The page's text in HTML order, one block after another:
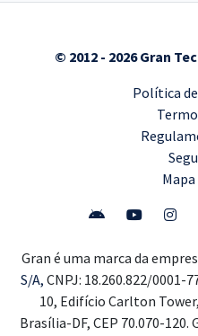
© 2012 - 2026 Gran
Política
Gran é uma marca da
S/A, CNPJ: 18.260.822/0001-
10, Edifício Carlton
Brasília-DF, CEP 70.070-